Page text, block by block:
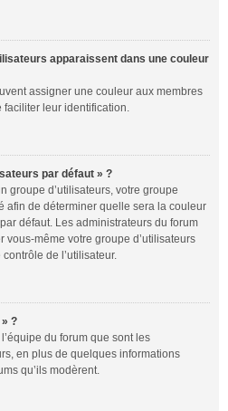
apparaissent dans une couleur
assigner une couleur aux membres
faciliter leur identification.
par défaut » ?
groupe d’utilisateurs, votre groupe
afin de déterminer quelle sera la couleur
défaut. Les administrateurs du forum
vous-même votre groupe d’utilisateurs
de l’utilisateur.
» ?
du forum que sont les
en plus de quelques informations
qu’ils modèrent.